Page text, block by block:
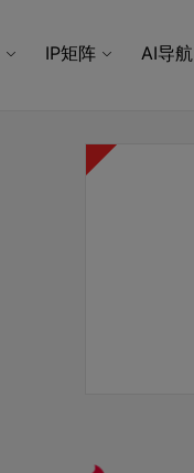
IP矩阵 AI导航